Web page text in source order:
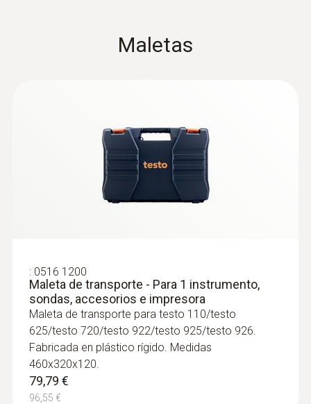
:0602 0493
Sonda de temperatura especialmente
rápida (TP tipo K)
Sonda de temperatura termopar tipo K con
punta de medición flexible, tiempo de
respuesta breve y cable de 2 metros
158,51 €
191,80 €
Maletas
: 0516 1200
Maleta de transporte - Para 1 instrumento,
sondas, accesorios e impresora
Maleta de transporte para testo 110/testo
625/testo 720/testo 922/testo 925/testo 926.
Fabricada en plástico rígido. Medidas
460x320x120.
79,79 €
96,55 €